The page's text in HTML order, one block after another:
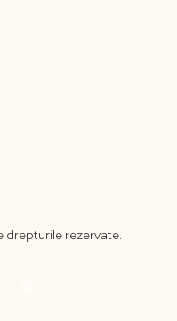
drepturile rezervate.